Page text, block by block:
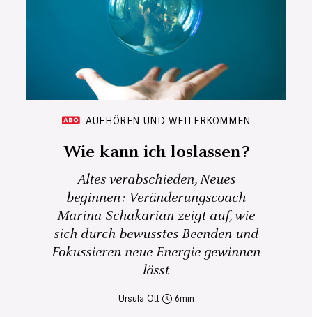
AUFHÖREN UND WEITERKOMMEN
Wie kann ich loslassen?
Altes verabschieden, Neues
beginnen: Veränderungscoach
Marina Schakarian zeigt auf, wie
sich durch bewusstes Beenden und
Fokussieren neue Energie gewinnen
lässt
Ursula Ott 6